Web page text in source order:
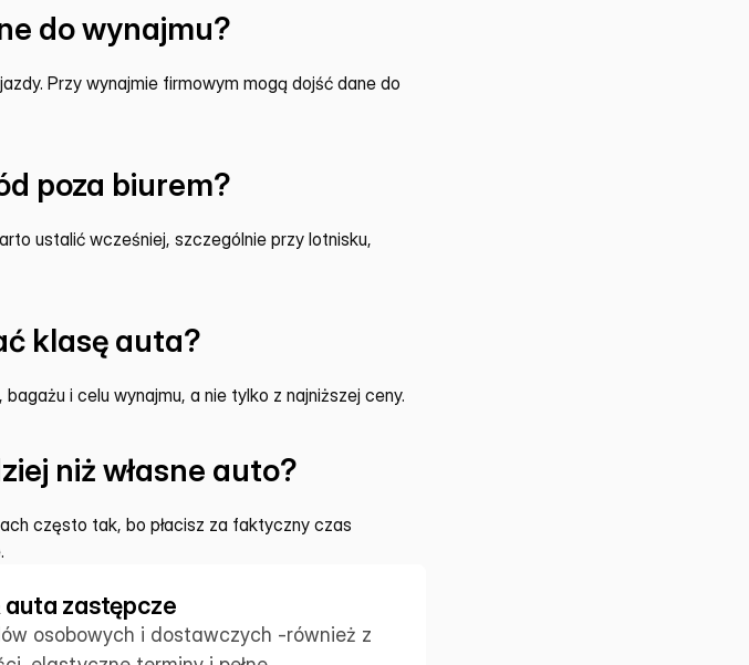
do wynajmu?
Przy wynajmie firmowym mogą dojść dane do
poza biurem?
ustalić wcześniej, szczególnie przy lotnisku,
klasę auta?
i celu wynajmu, a nie tylko z najniższej ceny.
niż własne auto?
często tak, bo płacisz za faktyczny czas
zastępcze
osobowych i dostawczych -również z